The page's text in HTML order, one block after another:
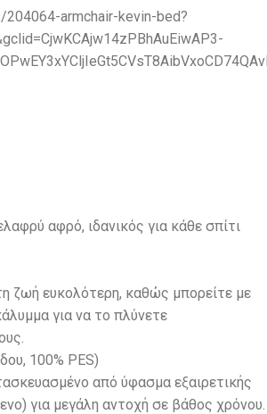
armchair-kevin-bed?
αφρό, ιδανικός για κάθε σπίτι
ζωή ευκολότερη, καθώς μπορείτε με
για να το πλύνετε
100% PES)
από ύφασμα εξαιρετικής
για μεγάλη αντοχή σε βάθος χρόνου.